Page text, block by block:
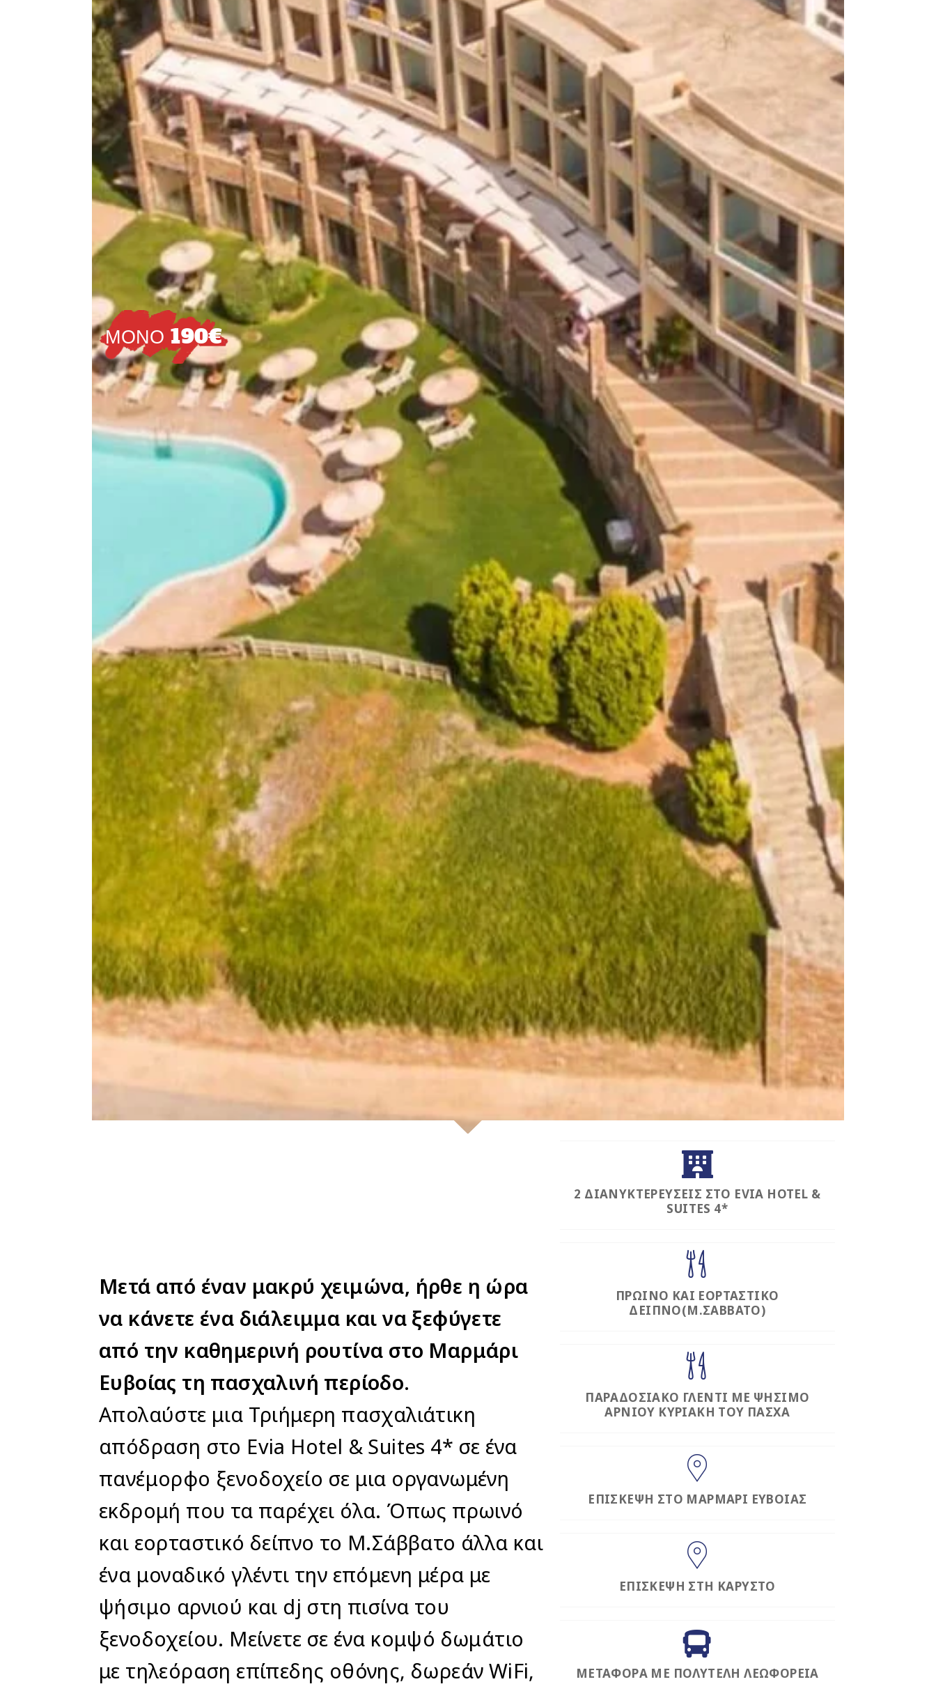
ΜΟΝΟ 190€
Μετά από έναν μακρύ χειμώνα, ήρθε η ώρα
να κάνετε ένα διάλειμμα και να ξεφύγετε
από την καθημερινή ρουτίνα στο Μαρμάρι
Ευβοίας τη πασχαλινή περίοδο.
Απολαύστε μια Τριήμερη πασχαλιάτικη
απόδραση στο Evia Hotel & Suites 4* σε ένα
πανέμορφο ξενοδοχείο σε μια οργανωμένη
εκδρομή που τα παρέχει όλα. Όπως πρωινό
και εορταστικό δείπνο το Μ.Σάββατο άλλα και
ένα μοναδικό γλέντι την επόμενη μέρα με
ψήσιμο αρνιού και dj στη πισίνα του
ξενοδοχείου. Μείνετε σε ένα κομψό δωμάτιο
με τηλεόραση επίπεδης οθόνης, δωρεάν WiFi,
2 ΔΙΑΝΥΚΤΕΡΕΥΣΕΙΣ ΣΤΟ EVIA HOTEL &
SUITES 4*
ΠΡΩΙΝΟ ΚΑΙ ΕΟΡΤΑΣΤΙΚΟ
ΔΕΙΠΝΟ(Μ.ΣΑΒΒΑΤΟ)
ΠΑΡΑΔΟΣΙΑΚΟ ΓΛΕΝΤΙ ΜΕ ΨΗΣΙΜΟ
ΑΡΝΙΟΥ ΚΥΡΙΑΚΗ ΤΟΥ ΠΑΣΧΑ
ΕΠΙΣΚΕΨΗ ΣΤΟ ΜΑΡΜΑΡΙ ΕΥΒΟΙΑΣ
ΕΠΙΣΚΕΨΗ ΣΤΗ ΚΑΡΥΣΤΟ
ΜΕΤΑΦΟΡΑ ΜΕ ΠΟΛΥΤΕΛΗ ΛΕΩΦΟΡΕΙΑ